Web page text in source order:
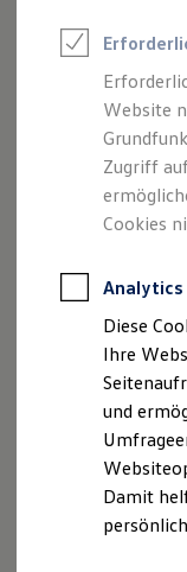
Kfz-
Anpfiff
Elektromobilität
ID.
ID.
Reichweite
Impressum
Rosa-
04720 Döbeln
Telefon: +49
Fax: +49 3431
E-Mail:
Website
Zugriff
Cookies
Analytics
Diese
Ihre
und
Damit